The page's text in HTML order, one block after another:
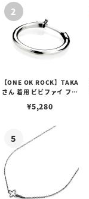
【ONE OK ROCK】TAKA
さん 着用 ビビファイ フー
¥5,280